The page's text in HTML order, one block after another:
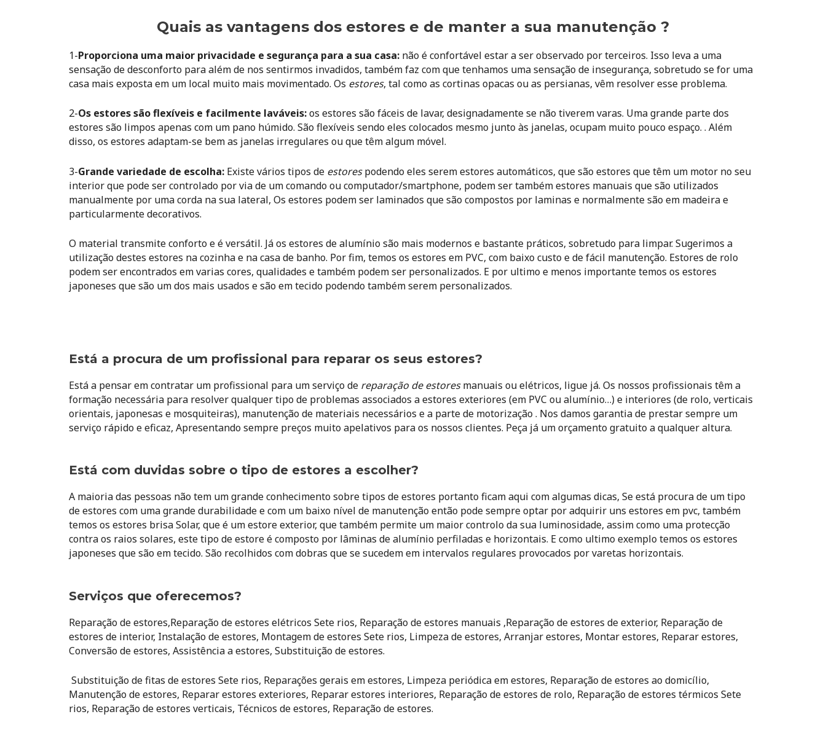
Quais as vantagens dos estores e de manter a sua manutenção ?
1-Proporciona uma maior privacidade e segurança para a sua casa: não é confortável estar a ser observado por terceiros. Isso leva a uma
sensação de desconforto para além de nos sentirmos invadidos, também faz com que tenhamos uma sensação de insegurança, sobretudo se for uma
casa mais exposta em um local muito mais movimentado. Os estores, tal como as cortinas opacas ou as persianas, vêm resolver esse problema.
2-Os estores são flexíveis e facilmente laváveis:os estores são fáceis de lavar, designadamente se não tiverem varas. Uma grande parte dos
estores são limpos apenas com um pano húmido. São flexíveis sendo eles colocados mesmo junto às janelas, ocupam muito pouco espaço. . Além
disso, os estores adaptam-se bem as janelas irregulares ou que têm algum móvel.
3-Grande variedade de escolha: Existe vários tipos de estorespodendo eles serem estores automáticos, que são estores que têm um motor no seu
interior que pode ser controlado por via de um comando ou computador/smartphone, podem ser também estores manuais que são utilizados
manualmente por uma corda na sua lateral, Os estores podem ser laminados que são compostos por laminas e normalmente são em madeira e
particularmente decorativos.
O material transmite conforto e é versátil. Já os estores de alumínio são mais modernos e bastante práticos, sobretudo para limpar. Sugerimos a
utilização destes estores na cozinha e na casa de banho. Por fim, temos os estores em PVC, com baixo custo e de fácil manutenção. Estores de rolo
podem ser encontrados em varias cores, qualidades e também podem ser personalizados. E por ultimo e menos importante temos os estores
japoneses que são um dos mais usados e são em tecido podendo também serem personalizados.
Está a procura de um profissional para reparar os seus estores?
Está a pensar em contratar um profissional para um serviço de reparação de estoresmanuais ou elétricos, ligue já. Os nossos profissionais têm a
formação necessária para resolver qualquer tipo de problemas associados a estores exteriores (em PVC ou alumínio…) e interiores (de rolo, verticais
orientais, japonesas e mosquiteiras), manutenção de materiais necessários e a parte de motorização . Nos damos garantia de prestar sempre um
serviço rápido e eficaz, Apresentando sempre preços muito apelativos para os nossos clientes. Peça já um orçamento gratuito a qualquer altura.
Está com duvidas sobre o tipo de estores a escolher?
A maioria das pessoas não tem um grande conhecimento sobre tipos de estores portanto ficam aqui com algumas dicas, Se está procura de um tipo
de estores com uma grande durabilidade e com um baixo nível de manutenção então pode sempre optar por adquirir uns estores em pvc, também
temos os estores brisa Solar, que é um estore exterior, que também permite um maior controlo da sua luminosidade, assim como uma protecção
contra os raios solares, este tipo de estore é composto por lâminas de alumínio perfiladas e horizontais. E como ultimo exemplo temos os estores
japoneses que são em tecido. São recolhidos com dobras que se sucedem em intervalos regulares provocados por varetas horizontais.
Serviços que oferecemos?
Reparação de estores,Reparação de estores elétricos Sete rios, Reparação de estores manuais ,Reparação de estores de exterior, Reparação de
estores de interior, Instalação de estores, Montagem de estores Sete rios, Limpeza de estores, Arranjar estores, Montar estores, Reparar estores,
Conversão de estores, Assistência a estores, Substituição de estores.
Substituição de fitas de estores Sete rios, Reparações gerais em estores, Limpeza periódica em estores, Reparação de estores ao domicílio,
Manutenção de estores, Reparar estores exteriores, Reparar estores interiores, Reparação de estores de rolo, Reparação de estores térmicos Sete
rios, Reparação de estores verticais, Técnicos de estores, Reparação de estores.